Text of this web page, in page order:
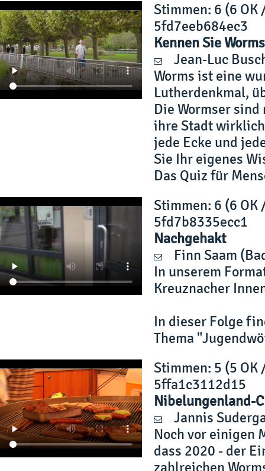
Stimmen: 6 (6 OK
5fd7eeb684ec3
Kennen Sie
Jean-Luc
Worms ist eine
Lutherdenkmal,
Die Wormser
ihre Stadt
jede Ecke und
Sie Ihr eigenes
Das Quiz für
Stimmen: 6 (6 OK
5fd7b8335ecc1
Nachgehakt
Finn Saam
In unserem
Kreuznacher
In dieser Folge
Thema
Stimmen: 5 (5 OK
5ffa1c3112d15
Nibelungenland-
Jannis
Noch vor einigen
dass 2020 - der
zahlreichen